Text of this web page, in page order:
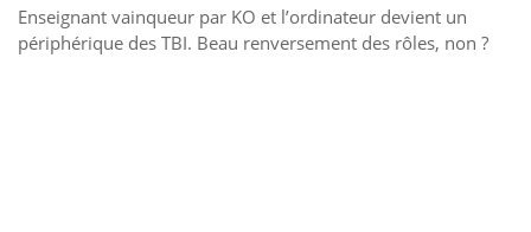
Enseignant vainqueur par KO et l’ordinateur devient un
périphérique des TBI. Beau renversement des rôles, non ?